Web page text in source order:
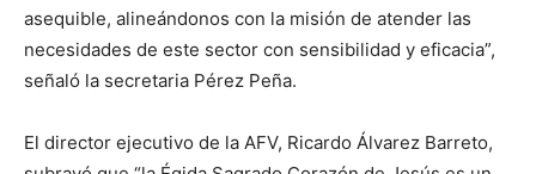
asequible, alineándonos con la misión de atender las
necesidades de este sector con sensibilidad y eficacia”,
señaló la secretaria Pérez Peña.
El director ejecutivo de la AFV, Ricardo Álvarez Barreto,